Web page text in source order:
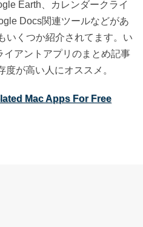
Earth、カレンダークライ
Docs関連ツールなどがあ
いくつか紹介されてます。い
アントアプリのまとめ記事
が高い人にオススメ。
Mac Apps For Free